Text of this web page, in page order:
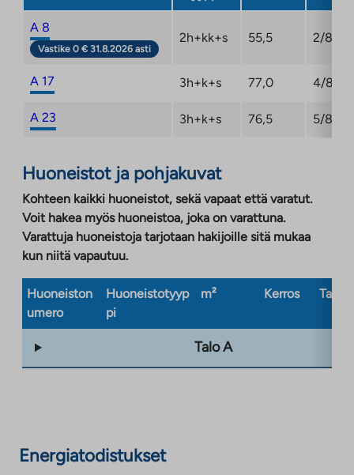
A 8
Vastike 0 € 31.8.2026 asti
2h+kk+s 55,5 2/8
A 17 3h+k+s 77,0 4/8
A 23 3h+k+s 76,5 5/8
Huoneistot ja pohjakuvat
Kohteen kaikki huoneistot, sekä vapaat että varatut.
Voit hakea myös huoneistoa, joka on varattuna.
Varattuja huoneistoja tarjotaan hakijoille sitä mukaa
kun niitä vapautuu.
Huoneiston
umero
Huoneistotyyp
pi
m² Kerros
Talo A
Energiatodistukset